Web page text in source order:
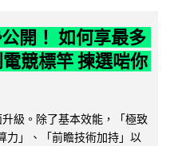
開！ 如何享最多
競標竿 揀選啱你
級。除了基本效能，「極致
力」、「前瞻技術加持」以